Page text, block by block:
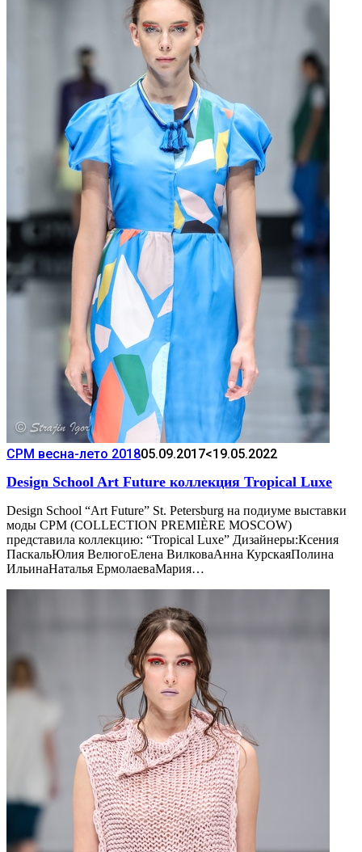
CPM весна-лето 201805.09.2017<19.05.2022
Design School Art Future коллекция Tropical Luxe
Design School “Art Future” St. Petersburg на подиуме выставки
моды CPM (COLLECTION PREMIÈRE MOSCOW)
представила коллекцию: “Tropical Luxe” Дизайнеры:Ксения
ПаскальЮлия ВелюгоЕлена ВилковаАнна КурскаяПолина
ИльинаНаталья ЕрмолаеваМария…